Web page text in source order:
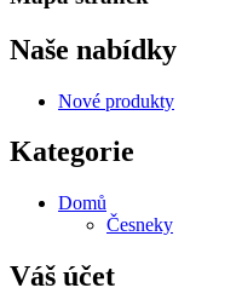
Naše nabídky
Nové produkty
Kategorie
Domů
Česneky
Váš účet